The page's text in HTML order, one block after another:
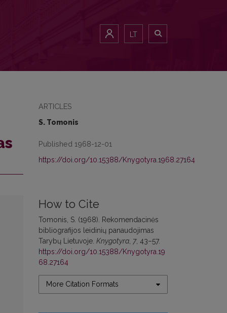
LT
ARTICLES
S. Tomonis
Published 1968-12-01
https://doi.org/10.15388/Knygotyra.1968.27164
How to Cite
Tomonis, S. (1968). Rekomendacinės
bibliografijos leidinių panaudojimas
Tarybų Lietuvoje. Knygotyra 7, 43–57.
https://doi.org/10.15388/Knygotyra.19
68.27164
More Citation Formats